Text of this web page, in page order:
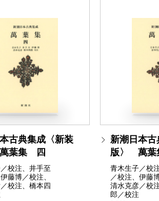
古典集成〈新装
葉集 四
校注、井手至
藤博／校注、
校注、橋本四
新潮日本
版〉 萬
青木生子／校
／校注、伊藤
清水克彦／校
郎／校注